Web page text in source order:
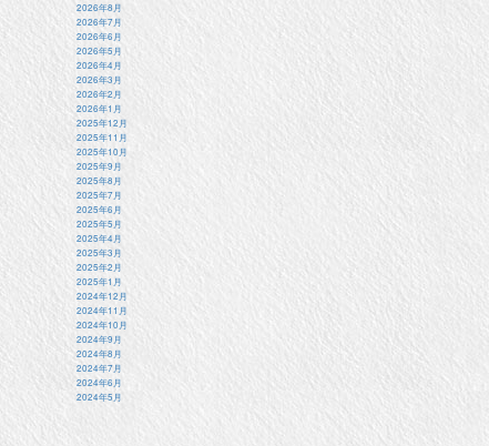
2026年8月
2026年7月
2026年6月
2026年5月
2026年4月
2026年3月
2026年2月
2026年1月
2025年12月
2025年11月
2025年10月
2025年9月
2025年8月
2025年7月
2025年6月
2025年5月
2025年4月
2025年3月
2025年2月
2025年1月
2024年12月
2024年11月
2024年10月
2024年9月
2024年8月
2024年7月
2024年6月
2024年5月